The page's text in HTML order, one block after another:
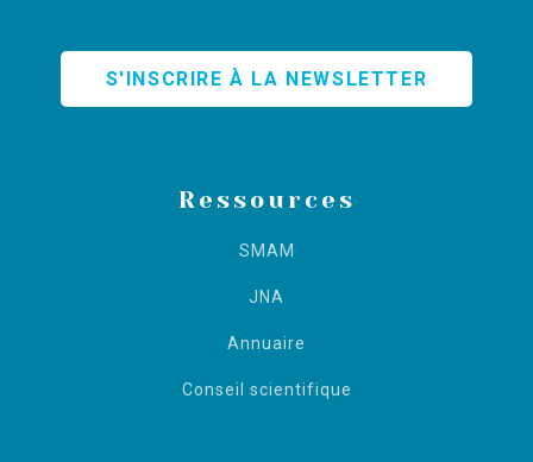
S'INSCRIRE À LA NEWSLETTER
Ressources
SMAM
JNA
Annuaire
Conseil scientifique